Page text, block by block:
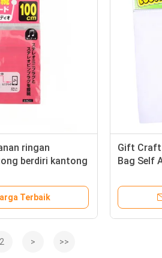
ringan
berdiri kantong
Terbaik
Gift Craft
Bag Self
2 > >>